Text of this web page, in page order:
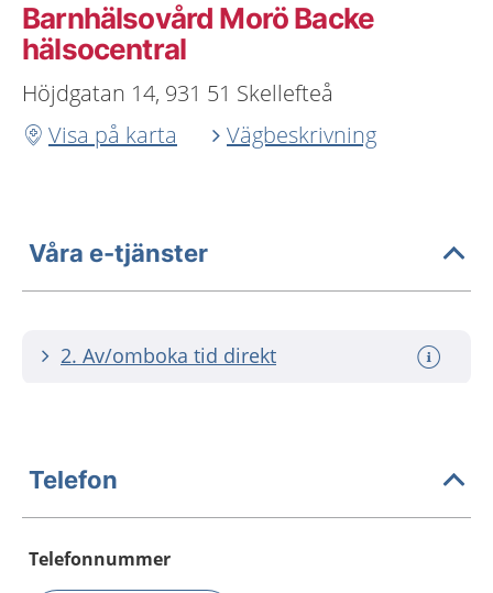
Barnhälsovård Morö Backe
hälsocentral
Höjdgatan 14, 931 51 Skellefteå
Visa på karta
Vägbeskrivning
Våra e-tjänster
2. Av/omboka tid direkt
Telefon
Telefonnummer